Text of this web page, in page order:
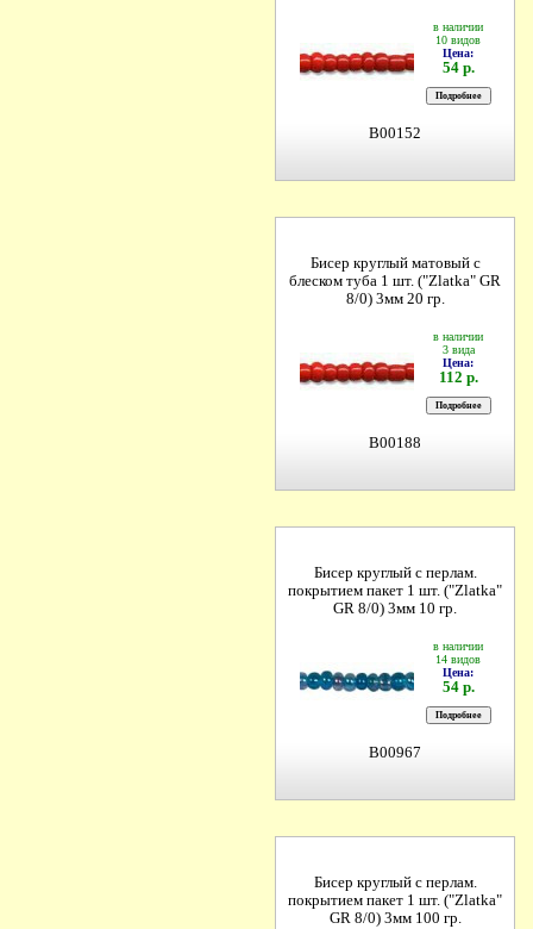
в наличии
10 видов
Цена:
54 р.
B00152
Бисер круглый матовый с
блеском туба 1 шт. ("Zlatka" GR
8/0) 3мм 20 гр.
в наличии
3 вида
Цена:
112 р.
B00188
Бисер круглый с перлам.
покрытием пакет 1 шт. ("Zlatka"
GR 8/0) 3мм 10 гр.
в наличии
14 видов
Цена:
54 р.
B00967
Бисер круглый с перлам.
покрытием пакет 1 шт. ("Zlatka"
GR 8/0) 3мм 100 гр.